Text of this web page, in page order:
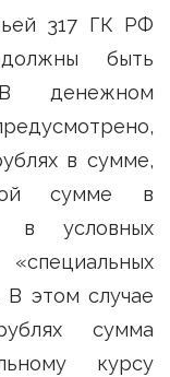
317 ГК РФ
быть
денежном
в сумме,
сумме в
в условных
В этом случае
сумма
курсу